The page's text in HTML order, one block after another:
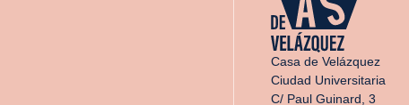
Casa de Velázquez
Ciudad Universitaria
C/ Paul Guinard, 3